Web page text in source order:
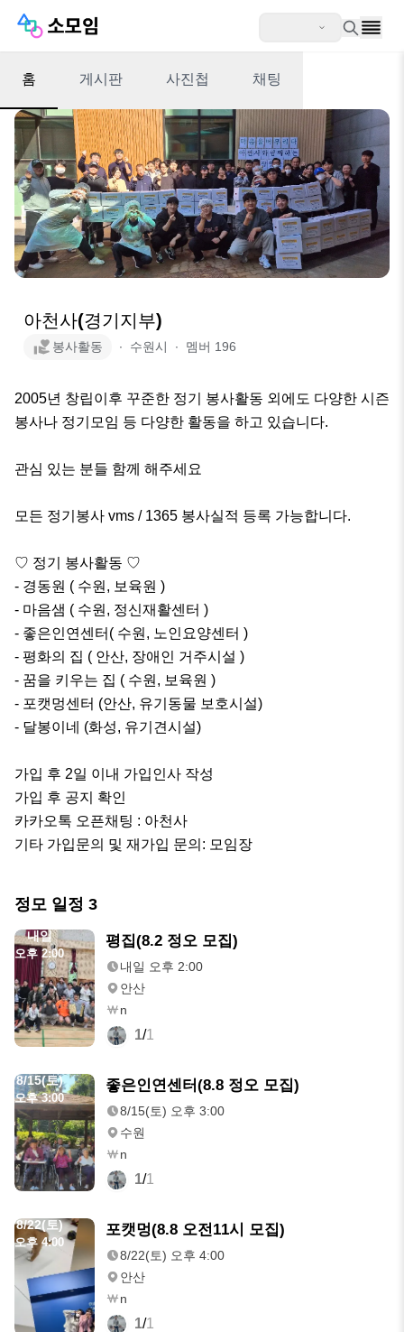
홈 게시판 사진첩 채팅
아천사(경기지부)
봉사활동 ∙ 수원시 ∙ 멤버 196
2005년 창립이후 꾸준한 정기 봉사활동 외에도 다양한 시즌
봉사나 정기모임 등 다양한 활동을 하고 있습니다.
관심 있는 분들 함께 해주세요
모든 정기봉사 vms / 1365 봉사실적 등록 가능합니다.
♡ 정기 봉사활동 ♡
- 경동원 ( 수원, 보육원 )
- 마음샘 ( 수원, 정신재활센터 )
- 좋은인연센터( 수원, 노인요양센터 )
- 평화의 집 ( 안산, 장애인 거주시설 )
- 꿈을 키우는 집 ( 수원, 보육원 )
- 포캣멍센터 (안산, 유기동물 보호시설)
- 달봉이네 (화성, 유기견시설)
가입 후 2일 이내 가입인사 작성
가입 후 공지 확인
카카오톡 오픈채팅 : 아천사
기타 가입문의 및 재가입 문의: 모임장
정모 일정 3
내일
오후 2:00
평집(8.2 정오 모집)
내일 오후 2:00
안산
n
1/1
8/15(토)
오후 3:00
좋은인연센터(8.8 정오 모집)
8/15(토) 오후 3:00
수원
n
1/1
8/22(토)
오후 4:00
포캣멍(8.8 오전11시 모집)
8/22(토) 오후 4:00
안산
n
1/1